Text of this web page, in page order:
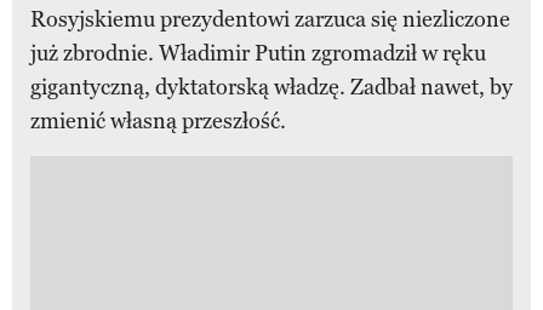
Rosyjskiemu prezydentowi zarzuca się niezliczone
już zbrodnie. Władimir Putin zgromadził w ręku
gigantyczną, dyktatorską władzę. Zadbał nawet, by
zmienić własną przeszłość.